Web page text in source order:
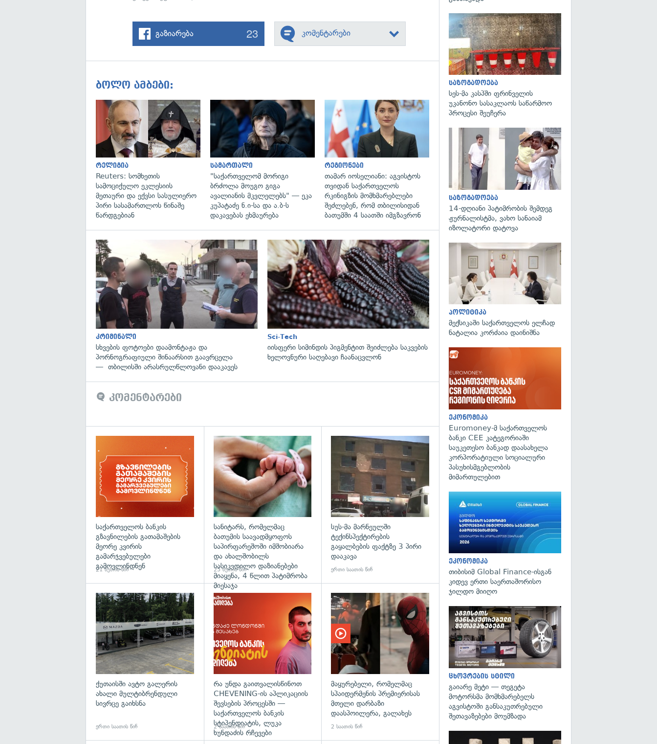
გაზიარება 23 კომენტარები
ბოლო ამბები:
გადახედვა
რელიგია
Reuters: სომხეთის
სამოციქულო ეკლესიის
მეთაური და ექვსი სასულიერო
პირი სასამართლოს წინაშე
წარდგებიან
გადახედვა
სამართალი
"საქართველომ მორიგი
ბრძოლა მოუგო გიგა
ავალიანის მკვლელებს" — ეკა
კუპატაძე ნ.ი-სა და ა.ბ-ს
დაკავებას ეხმაურება
გადახედვა
რეგიონები
თამარ იოსელიანი: აგვისტოს
თვიდან საქართველოს
რკინიგზის მომხმარებლები
შეძლებენ, რომ თბილისიდან
ბათუმში 4 საათში იმგზავრონ
გადახედვა
კრიმინალი
სხვების ფოტოები დაამონტაჟა და
პორნოგრაფიული შინაარსით გაავრცელა
— თბილისში არასრულწლოვანი დააკავეს
Sci-Tech
იისფერი სიმინდის პიგმენტით შეიძლება საკვების
ხელოვნური საღებავი ჩაანაცვლონ
კომენტარები
საქართველოს ბანკის
გზავნილების გათამაშების
მეორე კვირის
გამარჯვებულები
გამოვლინდნენ
21 წუთის წინ
სანიტარს, რომელმაც
ბათუმის საავადმყოფოს
საპირფარეშოში იმშობიარა
და ახალშობილს
სასიკვდილო დაზიანებები
მიაყენა, 4 წლით პატიმრობა
მიესაჯა
25 წუთის წინ
გადახედვა
სუს-მა მარნეულში
ტექინსპექტირების
გაყალბების ფაქტზე 3 პირი
დააკავა
ერთი საათის წინ
ქუთაისში ავტო გალერის
ახალი მულტიბრენდული
სივრცე გაიხსნა
ერთი საათის წინ
რა უნდა გაითვალისწინოთ
CHEVENING-ის აპლიკაციის
შევსების პროცესში —
საქართველოს ბანკის
სტიპენდიატის, ლუკა
ხუნდაძის რჩევები
2 საათის წინ
მაყურებელი, რომელმაც
სპაიდერმენის პრემიერისას
მთელი დარბაზი
დაასპოილერა, გალახეს
2 საათის წინ
საზოგადოება
სეს-მა კასპში ფრინველის
უკანონო სასაკლაოს საწარმოო
პროცესი შეუჩერა
საზოგადოება
14-დღიანი პატიმრობის შემდეგ
ჟურნალისტმა, ვახო სანაიამ
იზოლატორი დატოვა
პოლიტიკა
მექსიკაში საქართველოს ელჩად
ნატალია კორძაია დაინიშნა
ეკონომიკა
Euromoney-მ საქართველოს
ბანკი CEE კატეგორიაში
საუკეთესო ბანკად დაასახელა
კორპორატიული სოციალური
პასუხისმგებლობის
მიმართულებით
ეკონომიკა
თიბისიმ Global Finance-ისგან
კიდევ ერთი საერთაშორისო
ჯილდო მიიღო
ცხოვრების სტილი
გაიარე მეტი — თეგეტა
მოტორსმა მომხმარებელს
აგვისტოში განსაკუთრებული
შეთავაზებები მოუმზადა